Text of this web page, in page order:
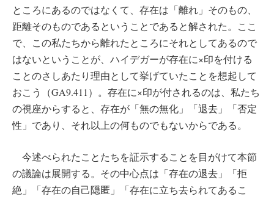
ところにあるのではなくて、存在は「離れ」そのもの、
距離そのものであるということであると解された。ここ
で、この私たちから離れたところにそれとしてあるので
はないということが、ハイデガーが存在に×印を付ける
ことのさしあたり理由として挙げていたことを想起して
おこう（GA9.411）。存在に×印が付されるのは、私たち
の視座からすると、存在が「無の無化」「退去」「否定
性」であり、それ以上の何ものでもないからである。
今述べられたことたちを証示することを目がけて本節
の議論は展開する。その中心点は「存在の退去」「拒
絶」「存在の自己隠匿」「存在に立ち去られてあるこ